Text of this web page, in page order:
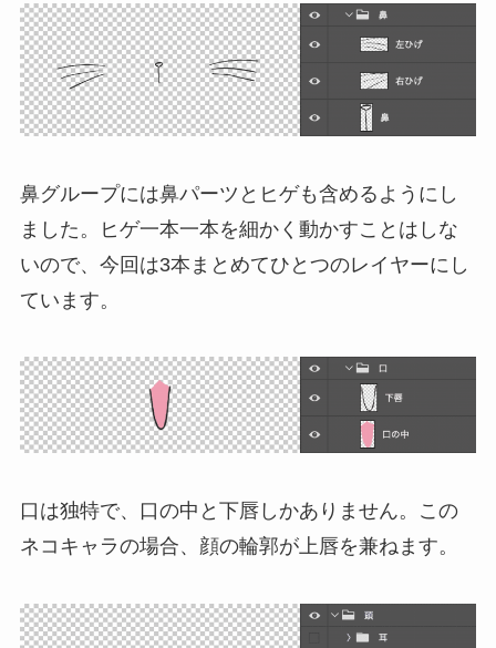
鼻グループには鼻パーツとヒゲも含めるようにし
ました。ヒゲ一本一本を細かく動かすことはしな
いので、今回は3本まとめてひとつのレイヤーにし
ています。
口は独特で、口の中と下唇しかありません。この
ネコキャラの場合、顔の輪郭が上唇を兼ねます。